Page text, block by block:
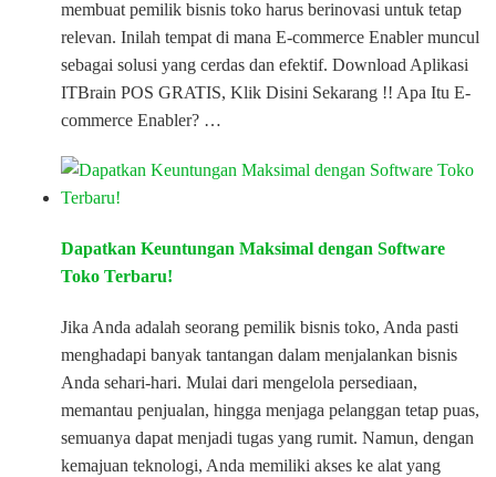
membuat pemilik bisnis toko harus berinovasi untuk tetap
relevan. Inilah tempat di mana E-commerce Enabler muncul
sebagai solusi yang cerdas dan efektif. Download Aplikasi
ITBrain POS GRATIS, Klik Disini Sekarang !! Apa Itu E-
commerce Enabler? …
Dapatkan Keuntungan Maksimal dengan Software
Toko Terbaru!
Jika Anda adalah seorang pemilik bisnis toko, Anda pasti
menghadapi banyak tantangan dalam menjalankan bisnis
Anda sehari-hari. Mulai dari mengelola persediaan,
memantau penjualan, hingga menjaga pelanggan tetap puas,
semuanya dapat menjadi tugas yang rumit. Namun, dengan
kemajuan teknologi, Anda memiliki akses ke alat yang